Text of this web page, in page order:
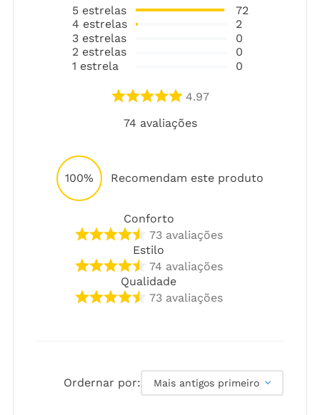
5 estrelas
4 estrelas
3 estrelas
2 estrelas
1 estrela
72
2
0
0
0
4.97
74 avaliações
100% Recomendam este produto
Conforto
73 avaliações
Estilo
74 avaliações
Qualidade
73 avaliações
Ordernar por: Mais antigos primeiro